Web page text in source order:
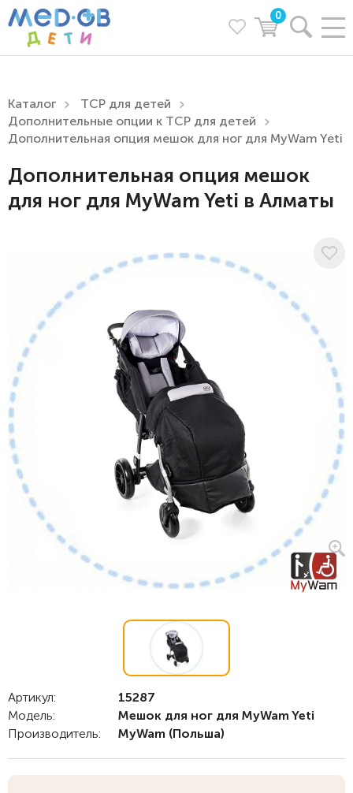
0
Каталог
ТСР для детей
Дополнительные опции к ТСР для детей
Дополнительная опция мешок для ног для MyWam Yeti
Дополнительная опция мешок
для ног для MyWam Yeti в Алматы
Артикул:
15287
Модель:
Мешок для ног для MyWam Yeti
Производитель:
MyWam (Польша)